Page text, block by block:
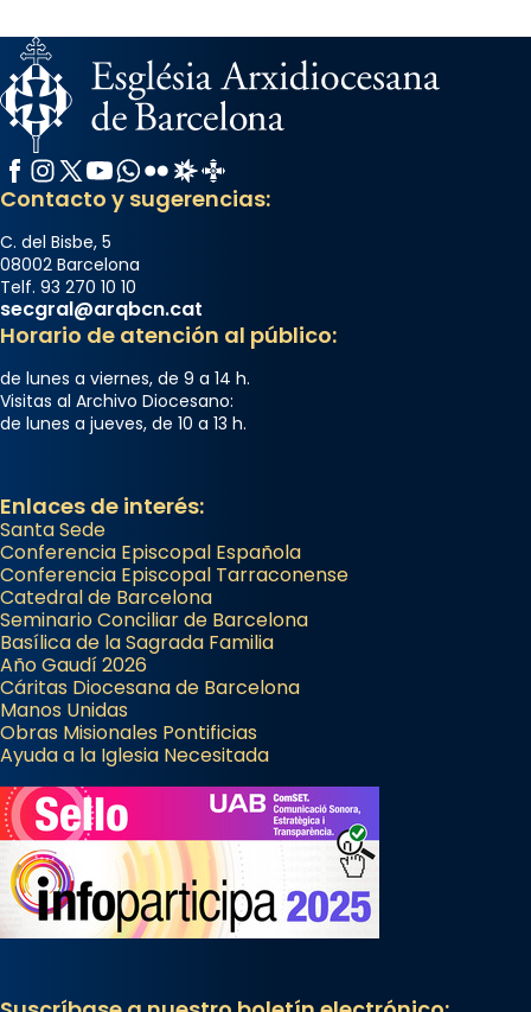
Facebook
Instagram
X / Twitter
YouTube
WhatsApp
FlickrRadio Estel
Catalunya Cristiana
Contacto y sugerencias:
C. del Bisbe, 5
08002 Barcelona
Telf. 93 270 10 10
secgral@arqbcn.cat
Horario de atención al público:
de lunes a viernes, de 9 a 14 h.
Visitas al Archivo Diocesano:
de lunes a jueves, de 10 a 13 h.
Enlaces de interés:
Santa Sede
Conferencia Episcopal Española
Conferencia Episcopal Tarraconense
Catedral de Barcelona
Seminario Conciliar de Barcelona
Basílica de la Sagrada Familia
Año Gaudí 2026
Cáritas Diocesana de Barcelona
Manos Unidas
Obras Misionales Pontificias
Ayuda a la Iglesia Necesitada